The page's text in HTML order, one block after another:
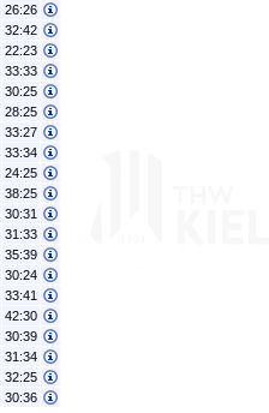
26:26
32:42
22:23
33:33
30:25
28:25
33:27
33:34
24:25
38:25
30:31
31:33
35:39
30:24
33:41
42:30
30:39
31:34
32:25
30:36